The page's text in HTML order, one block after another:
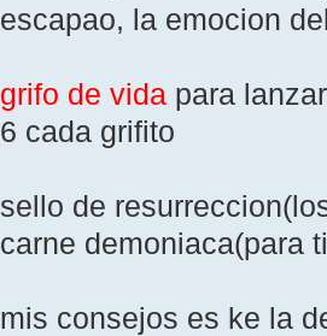
escapao, la emocion
grifo de vida para
6 cada grifito
sello de
carne demoniaca(para
mis consejos es ke la